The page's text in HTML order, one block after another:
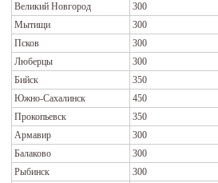
Великий Новгород 300
Мытищи
300
Псков
300
Люберцы
300
Бийск
350
Южно-Сахалинск
450
Прокопьевск
350
Армавир
300
Балаково
300
Рыбинск
300